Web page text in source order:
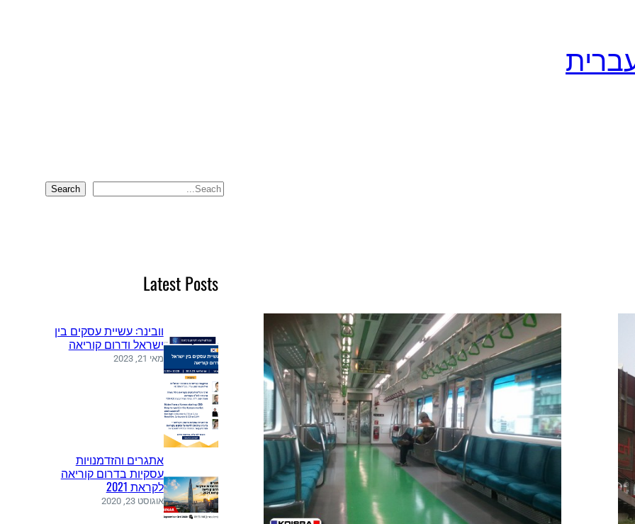
S
Search
Latest Posts
וובינר: עשיית עסקים בין
ישראל ודרום קוריאה
מאי 21, 2023
אתגרים והזדמנויות
עסקיות בדרום קוריאה
לקראת 2021
אוגוסט 23, 2020